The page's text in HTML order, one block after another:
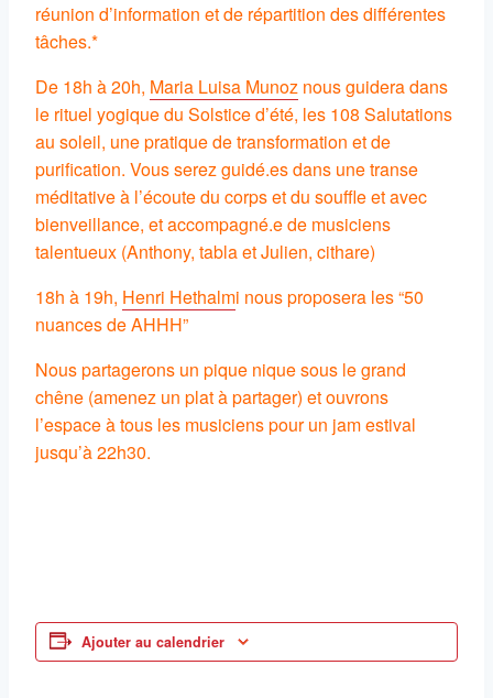
réunion d’information et de répartition des différentes
tâches.*
De 18h à 20h, Maria Luisa Munoz nous guidera dans
le rituel yogique du Solstice d’été, les 108 Salutations
au soleil, une pratiquede transformation et de
purification. Vous serez guidé.es dans une transe
méditative à l’écoute du corpset du souffle et avec
bienveillance, et accompagné.e de musiciens
talentueux (Anthony, tabla et Julien, cithare)
18h à 19h, Henri Hethalmi nous proposera les “50
nuances de AHHH”
Nous partagerons un pique nique sous le grand
chêne (amenez un plat à partager) et ouvrons
l’espace à tous les musiciens pour un jam estival
jusqu’à 22h30.
Ajouter au calendrier